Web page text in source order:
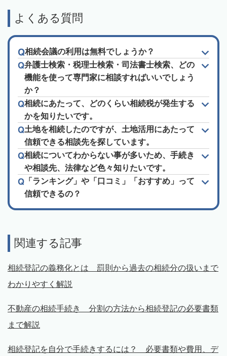
よくある質問
相続会議の利用は無料でしょうか？
弁護士検索・税理士検索・司法書士検索、どの
機能を使って専門家に相談すればいいでしょう
か？
相続にあたって、どのくらい相続税が発生する
かを知りたいです。
土地を相続したのですが、土地活用にあたって
信頼できる相談先を探しています。
相続についてわからない事が多いため、手続き
や相談先、法律など色々知りたいです。
「ランキング」や「口コミ」「おすすめ」って
信頼できるの？
関連する記事
相続登記の義務化とは 罰則から過去の相続分の扱いまで
わかりやすく解説
不動産の相続手続き 分割の方法から相続登記の必要書類
まで解説
相続登記を自分で手続きするには？ 必要書類や費用、デ